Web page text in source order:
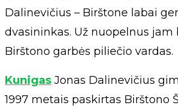
Dalinevičius – Birštone labai
dvasininkas. Už nuopelnus jam
Birštono garbės piliečio vardas.
Kunigas Jonas Dalinevičius
1997 metais paskirtas Birštono